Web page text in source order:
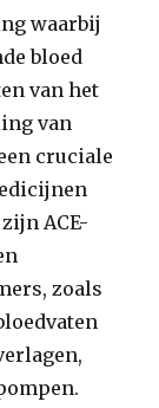
waarbij
bloed
van het
van
cruciale
ACE-
zoals